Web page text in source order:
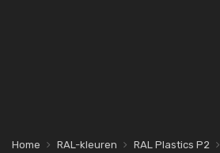
Home RAL-kleuren RAL Plastics P2